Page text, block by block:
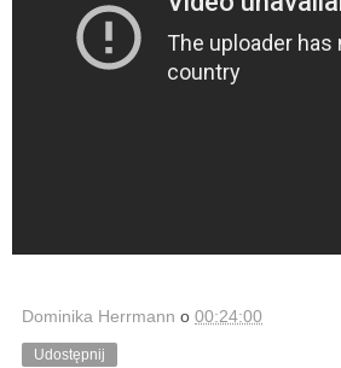
Dominika Herrmann o 00:24:00
Udostępnij